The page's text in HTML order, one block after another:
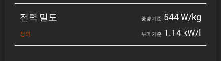
전력 밀도
정의
중량 기준 544 W/kg
부피 기준 1.14 kW/l